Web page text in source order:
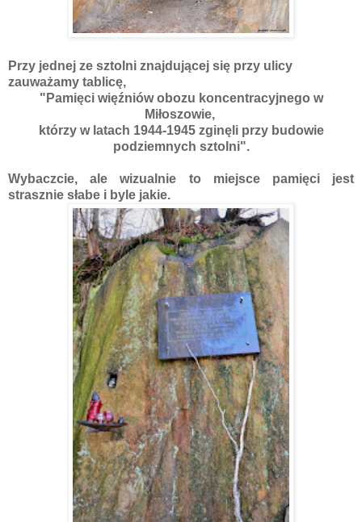
Przy jednej ze sztolni znajdującej się przy ulicy
zauważamy tablicę,
"Pamięci więźniów obozu koncentracyjnego w
Miłoszowie,
którzy w latach 1944-1945 zginęli przy budowie
podziemnych sztolni".
Wybaczcie, ale wizualnie to miejsce pamięci jest
strasznie słabe i byle jakie.